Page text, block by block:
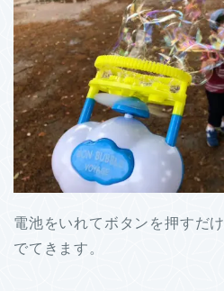
電池をいれてボタンを押すだ
でてきます。